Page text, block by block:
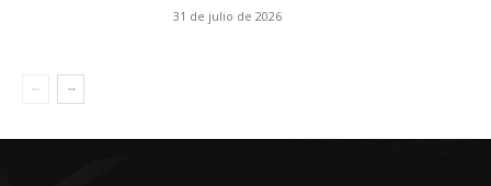
31 de julio de 2026